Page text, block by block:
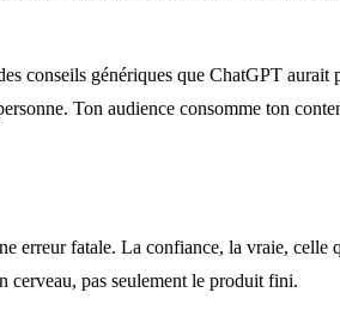
conseils génériques que ChatGPT aurait
Ton audience consomme ton
erreur fatale. La confiance, la vraie,
cerveau, pas seulement le produit fini.